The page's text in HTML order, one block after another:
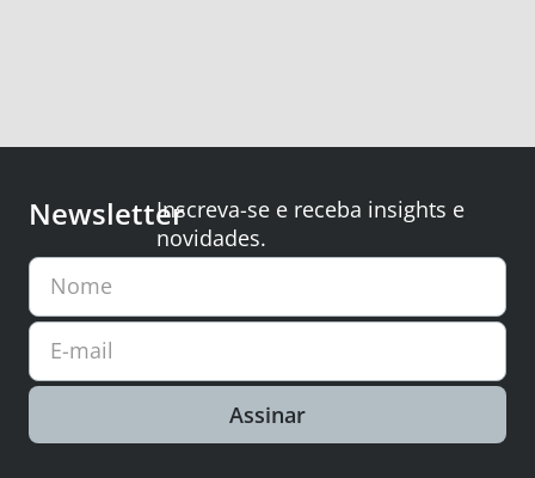
NewsletterInscreva-se e receba insights e
novidades.
Nome
E-mail
Assinar